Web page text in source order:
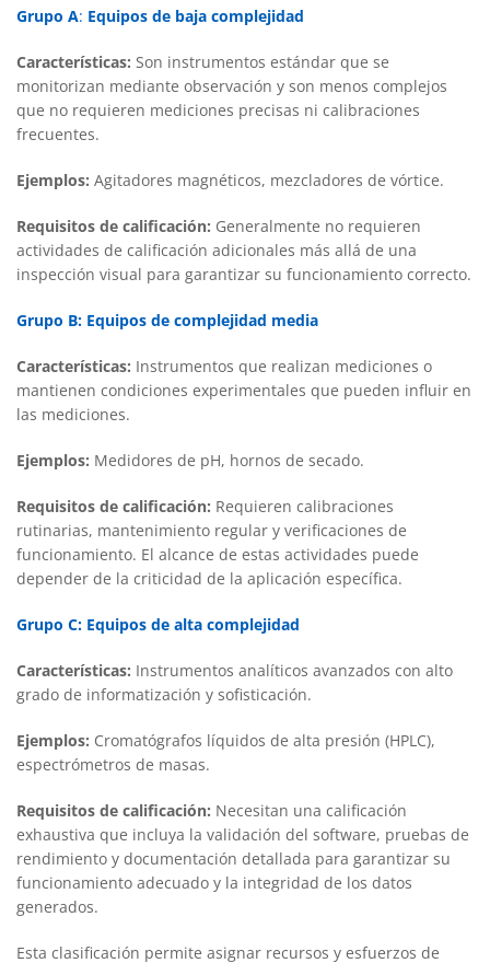
Grupo A: Equipos de baja complejidad
Características: Son instrumentos estándar que se
monitorizan mediante observación y son menos complejos
que no requieren mediciones precisas ni calibraciones
frecuentes.
Ejemplos: Agitadores magnéticos, mezcladores de vórtice.
Requisitos de calificación: Generalmente no requieren
actividades de calificación adicionales más allá de una
inspección visual para garantizar su funcionamiento correcto.
Grupo B: Equipos de complejidad media
Características: Instrumentos que realizan mediciones o
mantienen condiciones experimentales que pueden influir en
las mediciones.
Ejemplos: Medidores de pH, hornos de secado.
Requisitos de calificación: Requieren calibraciones
rutinarias, mantenimiento regular y verificaciones de
funcionamiento. El alcance de estas actividades puede
depender de la criticidad de la aplicación específica.
Grupo C: Equipos de alta complejidad
Características: Instrumentos analíticos avanzados con alto
grado de informatización y sofisticación.
Ejemplos: Cromatógrafos líquidos de alta presión (HPLC),
espectrómetros de masas.
Requisitos de calificación: Necesitan una calificación
exhaustiva que incluya la validación del software, pruebas de
rendimiento y documentación detallada para garantizar su
funcionamiento adecuado y la integridad de los datos
generados.
Esta clasificación permite asignar recursos y esfuerzos de